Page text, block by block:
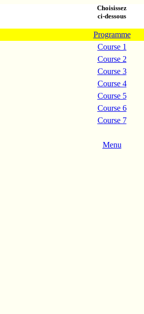
Choisissez
ci-dessous
Programme
Course 1
Course 2
Course 3
Course 4
Course 5
Course 6
Course 7
Menu